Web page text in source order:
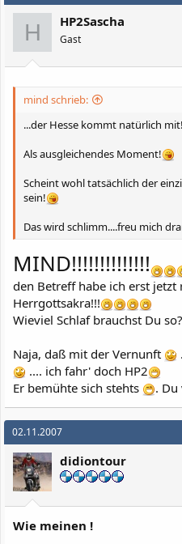
H HP2Sascha
Gast
mind schrieb:
...der Hesse kommt natürlich mit!
Als ausgleichendes Moment!
Scheint wohl tatsächlich der
sein!
Das wird schlimm....freu mich
MIND!!!!!!!!!!!!!!
den Betreff habe ich erst jetzt
Herrgottsakra!!!
Wieviel Schlaf brauchst Du
Naja, daß mit der Vernunft
.... ich fahr' doch HP2
Er bemühte sich stehts
. Du
02.11.2007
didiontour
Wie meinen !